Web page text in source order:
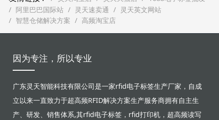
阿里巴巴国际站
灵天速卖通
灵天英文网站
智慧仓储解决方案
高频淘宝店
因为专注，所以专业
广东灵天智能科技有限公司是一家rfid电子标签生产厂家，自成
立以来一直致力于超高频RFID解决方案生产服务商拥有自主生
产、研发、销售体系,其rfid电子标签，rfid打印机，超高频读写